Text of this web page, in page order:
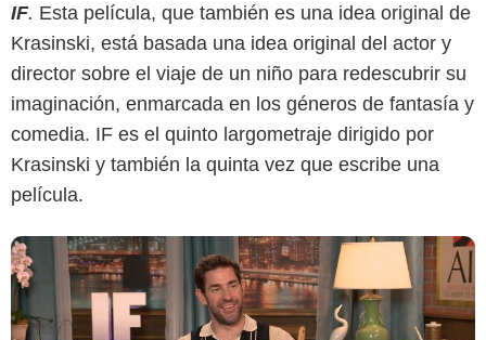
IF. Esta película, que también es una idea original de
Krasinski, está basada una idea original del actor y
director sobre el viaje de un niño para redescubrir su
imaginación, enmarcada en los géneros de fantasía y
comedia. IF es el quinto largometraje dirigido por
Krasinski y también la quinta vez que escribe una
película.